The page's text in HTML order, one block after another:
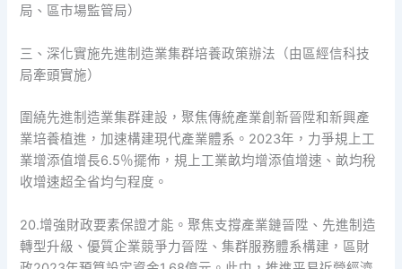
局、區市場監管局）
三、深化實施先進制造業集群培養政策辦法（由區經信科技
局牽頭實施）
圍繞先進制造業集群建設，聚焦傳統產業創新晉陞和新興產
業培養植進，加速構建現代產業體系。2023年，力爭規上工
業增添值增長6.5％擺佈，規上工業畝均增添值增速、畝均稅
收增速超全省均勻程度。
20.增強財政要素保證才能。聚焦支撐產業鏈晉陞、先進制造
轉型升級、優質企業競爭力晉陞、集群服務體系構建，區財